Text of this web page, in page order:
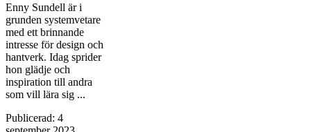
Enny Sundell är i
grunden systemvetare
med ett brinnande
intresse för design och
hantverk. Idag sprider
hon glädje och
inspiration till andra
som vill lära sig ...
Publicerad: 4